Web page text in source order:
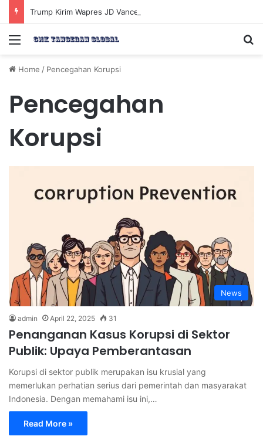
Menu
Home / Pencegahan Korupsi
Pencegahan
Korupsi
News
admin April 22, 2025 31
Penanganan Kasus Korupsi di Sektor
Publik: Upaya Pemberantasan
Korupsi di sektor publik merupakan isu krusial yang
memerlukan perhatian serius dari pemerintah dan masyarakat
Indonesia. Dengan memahami isu ini,…
Read More »